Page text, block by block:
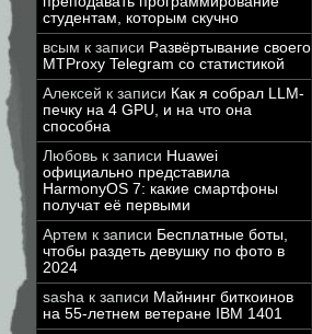
студентам, которым скучно
всым к записи Развёртывание своего
MTProxy Telegram со статистикой
Алексей к записи Как я собрал LLM-
печку на 4 GPU, и на что она
способна
Любовь к записи Huawei
официально представила
HarmonyOS 7: какие смартфоны
получат её первыми
Артем к записи Бесплатные боты,
чтобы раздеть девушку по фото в
2024
sasha к записи Майнинг биткоинов
на 55-летнем ветеране IBM 1401